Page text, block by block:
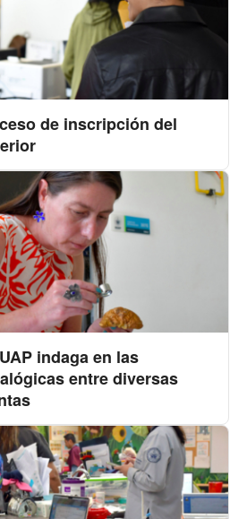
de inscripción del
indaga en las
entre diversas